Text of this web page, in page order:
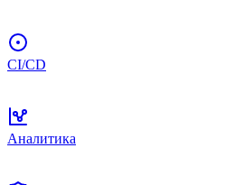
CI/CD
Аналитика